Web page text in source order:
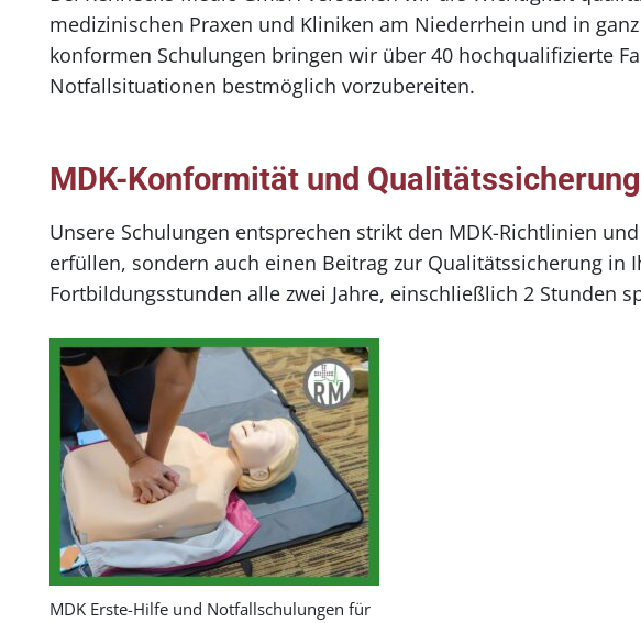
medizinischen Praxen und Kliniken am Niederrhein und in
konformen Schulungen bringen wir über 40 hochqualifizierte
Notfallsituationen bestmöglich vorzubereiten.
MDK-Konformität und Qualitätssicherung
Unsere Schulungen entsprechen strikt den MDK-Richtlinien
erfüllen, sondern auch einen Beitrag zur Qualitätssicherung
Fortbildungsstunden alle zwei Jahre, einschließlich 2 Stunden
MDK Erste-Hilfe und Notfallschulungen für